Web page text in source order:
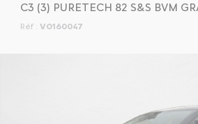
C3 (3) PURETECH 82 S&S BVM
Réf : VO160047